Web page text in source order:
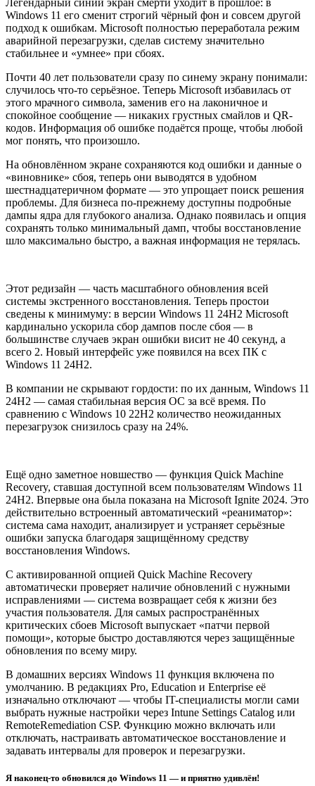
Windows 11 его сменит строгий чёрный фон и совсем другой
подход к ошибкам. Microsoft полностью переработала режим
аварийной перезагрузки, сделав систему значительно
стабильнее и «умнее» при сбоях.
Почти 40 лет пользователи сразу по синему экрану понимали:
случилось что-то серьёзное. Теперь Microsoft избавилась от
этого мрачного символа, заменив его на лаконичное и
спокойное сообщение — никаких грустных смайлов и QR-
кодов. Информация об ошибке подаётся проще, чтобы любой
мог понять, что произошло.
На обновлённом экране сохраняются код ошибки и данные о
«виновнике» сбоя, теперь они выводятся в удобном
шестнадцатеричном формате — это упрощает поиск решения
проблемы. Для бизнеса по-прежнему доступны подробные
дампы ядра для глубокого анализа. Однако появилась и опция
сохранять только минимальный дамп, чтобы восстановление
шло максимально быстро, а важная информация не терялась.
Этот редизайн — часть масштабного обновления всей
системы экстренного восстановления. Теперь простои
сведены к минимуму: в версии Windows 11 24H2 Microsoft
кардинально ускорила сбор дампов после сбоя — в
большинстве случаев экран ошибки висит не 40 секунд, а
всего 2. Новый интерфейс уже появился на всех ПК с
Windows 11 24H2.
В компании не скрывают гордости: по их данным, Windows 11
24H2 — самая стабильная версия ОС за всё время. По
сравнению с Windows 10 22H2 количество неожиданных
перезагрузок снизилось сразу на 24%.
Ещё одно заметное новшество — функция Quick Machine
Recovery, ставшая доступной всем пользователям Windows 11
24H2. Впервые она была показана на Microsoft Ignite 2024. Это
действительно встроенный автоматический «реаниматор»:
система сама находит, анализирует и устраняет серьёзные
ошибки запуска благодаря защищённому средству
восстановления Windows.
С активированной опцией Quick Machine Recovery
автоматически проверяет наличие обновлений с нужными
исправлениями — система возвращает себя к жизни без
участия пользователя. Для самых распространённых
критических сбоев Microsoft выпускает «патчи первой
помощи», которые быстро доставляются через защищённые
обновления по всему миру.
В домашних версиях Windows 11 функция включена по
умолчанию. В редакциях Pro, Education и Enterprise её
изначально отключают — чтобы IT-специалисты могли сами
выбрать нужные настройки через Intune Settings Catalog или
RemoteRemediation CSP. Функцию можно включать или
отключать, настраивать автоматическое восстановление и
задавать интервалы для проверок и перезагрузки.
Я наконец-то обновился до Windows 11 — и приятно удивлён!